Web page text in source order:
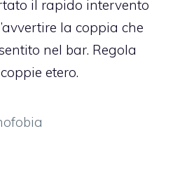
il rapido intervento
la coppia che
nel bar. Regola
etero.